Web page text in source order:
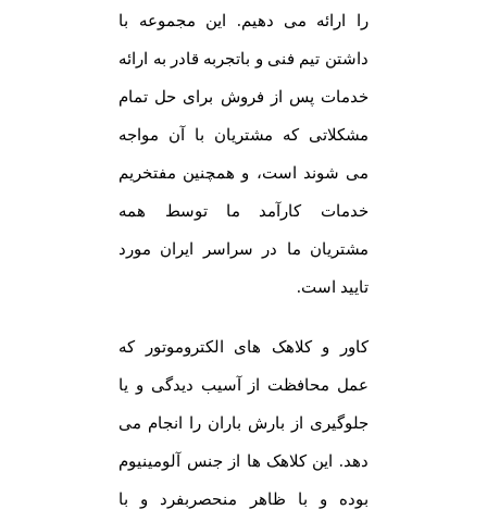
را ارائه می دهیم. این مجموعه با
داشتن تیم فنی و باتجربه قادر به ارائه
خدمات پس از فروش برای حل تمام
مشکلاتی که مشتریان با آن مواجه
می شوند است، و همچنین مفتخریم
خدمات کارآمد ما توسط همه
مشتریان ما در سراسر ایران مورد
تایید است.
کاور و کلاهک های الکتروموتور که
عمل محافظت از آسیب دیدگی و یا
جلوگیری از بارش باران را انجام می
دهد. این کلاهک ها از جنس آلومینیوم
بوده و با ظاهر منحصربفرد و با